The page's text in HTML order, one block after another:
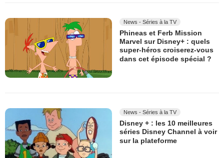
News - Séries à la TV
Phineas et Ferb Mission
Marvel sur Disney+ : quels
super-héros croiserez-vous
dans cet épisode spécial ?
News - Séries à la TV
Disney + : les 10 meilleures
séries Disney Channel à voir
sur la plateforme